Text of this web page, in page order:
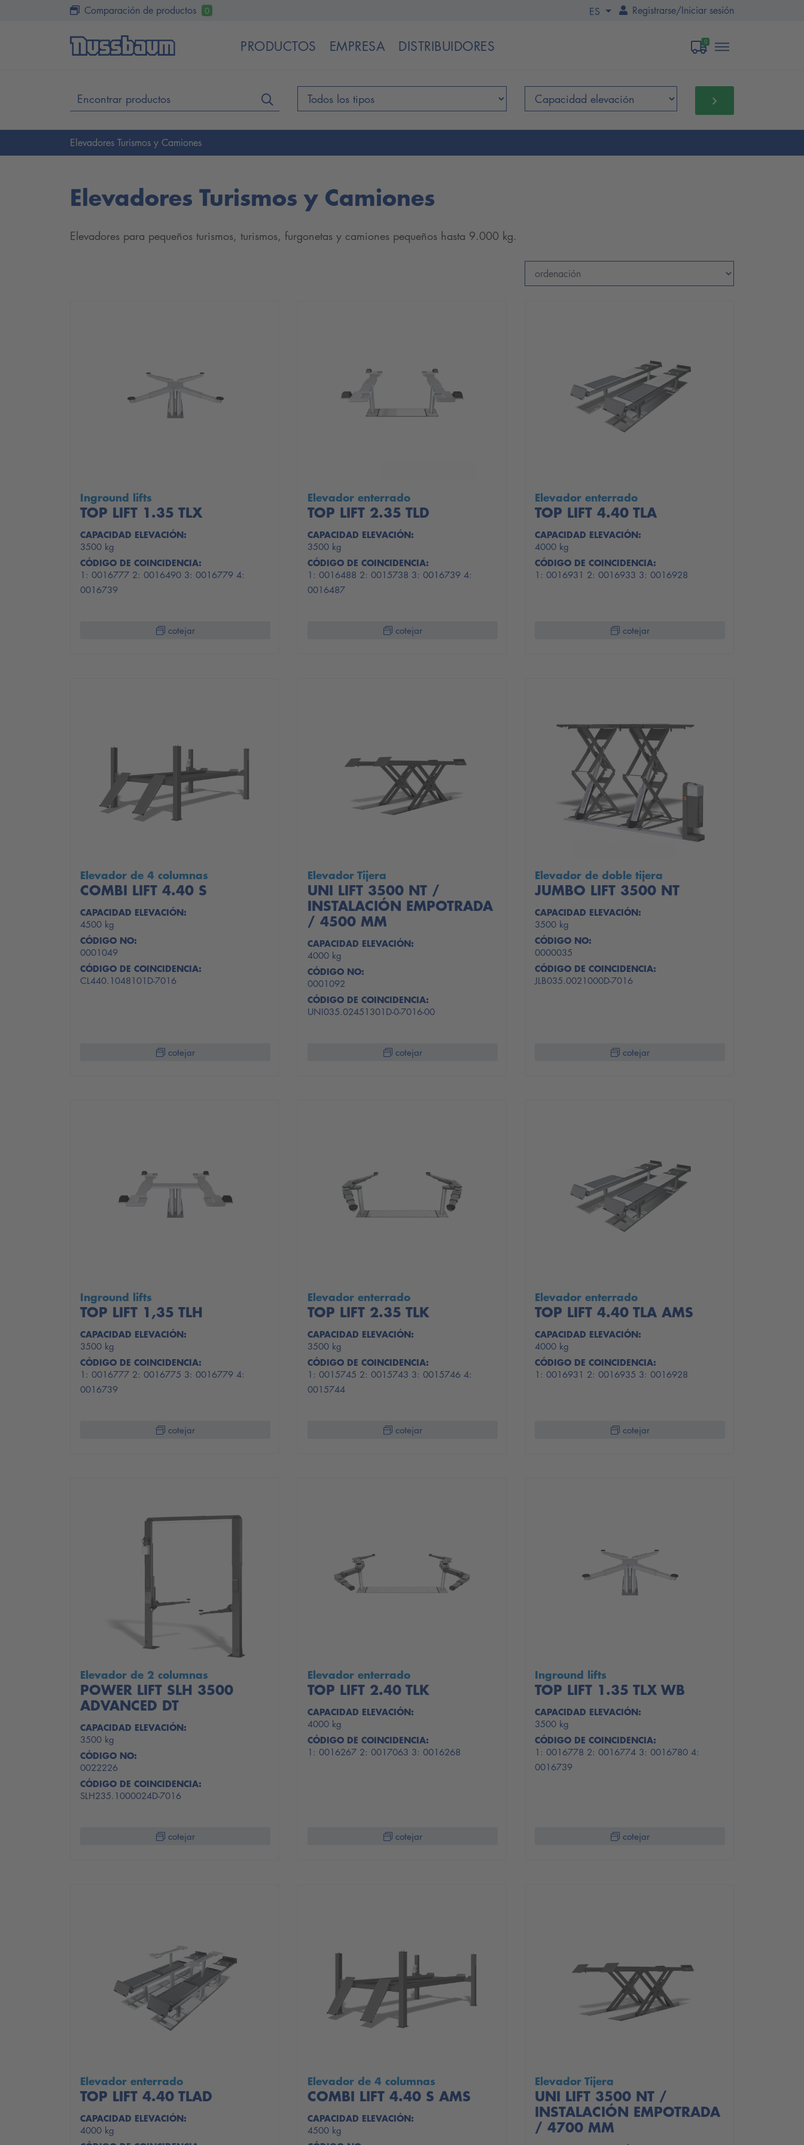
Comparación de productos 0 ES Registrarse/Iniciar sesión
PRODUCTOS EMPRESA DISTRIBUIDORES 0
Elevadores Turismos y Camiones
Elevadores Turismos y Camiones
Elevadores para pequeños turismos, turismos, furgonetas y camiones pequeños hasta 9.000 kg.
Inground lifts
TOP LIFT 1.35 TLX
CAPACIDAD ELEVACIÓN:
3500 kg
CÓDIGO DE COINCIDENCIA:
1: 0016777 2: 0016490 3: 0016779 4:
0016739
cotejar
Elevador enterrado
TOP LIFT 2.35 TLD
CAPACIDAD ELEVACIÓN:
3500 kg
CÓDIGO DE COINCIDENCIA:
1: 0016488 2: 0015738 3: 0016739 4:
0016487
cotejar
Elevador enterrado
TOP LIFT 4.40 TLA
CAPACIDAD ELEVACIÓN:
4000 kg
CÓDIGO DE COINCIDENCIA:
1: 0016931 2: 0016933 3: 0016928
cotejar
Elevador de 4 columnas
COMBI LIFT 4.40 S
CAPACIDAD ELEVACIÓN:
4500 kg
CÓDIGO NO:
0001049
CÓDIGO DE COINCIDENCIA:
CL440.1048101D-7016
cotejar
Elevador Tijera
UNI LIFT 3500 NT /
INSTALACIÓN EMPOTRADA
/ 4500 MM
CAPACIDAD ELEVACIÓN:
4000 kg
CÓDIGO NO:
0001092
CÓDIGO DE COINCIDENCIA:
UNI035.02451301D-0-7016-00
cotejar
Elevador de doble tijera
JUMBO LIFT 3500 NT
CAPACIDAD ELEVACIÓN:
3500 kg
CÓDIGO NO:
0000035
CÓDIGO DE COINCIDENCIA:
JLB035.0021000D-7016
cotejar
Inground lifts
TOP LIFT 1,35 TLH
CAPACIDAD ELEVACIÓN:
3500 kg
CÓDIGO DE COINCIDENCIA:
1: 0016777 2: 0016775 3: 0016779 4:
0016739
cotejar
Elevador enterrado
TOP LIFT 2.35 TLK
CAPACIDAD ELEVACIÓN:
3500 kg
CÓDIGO DE COINCIDENCIA:
1: 0015745 2: 0015743 3: 0015746 4:
0015744
cotejar
Elevador enterrado
TOP LIFT 4.40 TLA AMS
CAPACIDAD ELEVACIÓN:
4000 kg
CÓDIGO DE COINCIDENCIA:
1: 0016931 2: 0016935 3: 0016928
cotejar
Elevador de 2 columnas
POWER LIFT SLH 3500
ADVANCED DT
CAPACIDAD ELEVACIÓN:
3500 kg
CÓDIGO NO:
0022226
CÓDIGO DE COINCIDENCIA:
SLH235.1000024D-7016
cotejar
Elevador enterrado
TOP LIFT 2.40 TLK
CAPACIDAD ELEVACIÓN:
4000 kg
CÓDIGO DE COINCIDENCIA:
1: 0016267 2: 0017063 3: 0016268
cotejar
Inground lifts
TOP LIFT 1.35 TLX WB
CAPACIDAD ELEVACIÓN:
3500 kg
CÓDIGO DE COINCIDENCIA:
1: 0016778 2: 0016774 3: 0016780 4:
0016739
cotejar
Elevador enterrado
TOP LIFT 4.40 TLAD
CAPACIDAD ELEVACIÓN:
4000 kg
Elevador de 4 columnas
COMBI LIFT 4.40 S AMS
CAPACIDAD ELEVACIÓN:
4500 kg
Elevador Tijera
UNI LIFT 3500 NT /
INSTALACIÓN EMPOTRADA
/ 4700 MM